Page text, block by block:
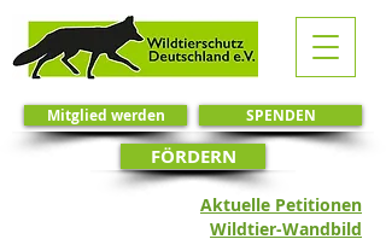
SPENDEN
Mitglied werden
Aktuelle Petitionen
FÖRDERN
Wildtier-Wandbild